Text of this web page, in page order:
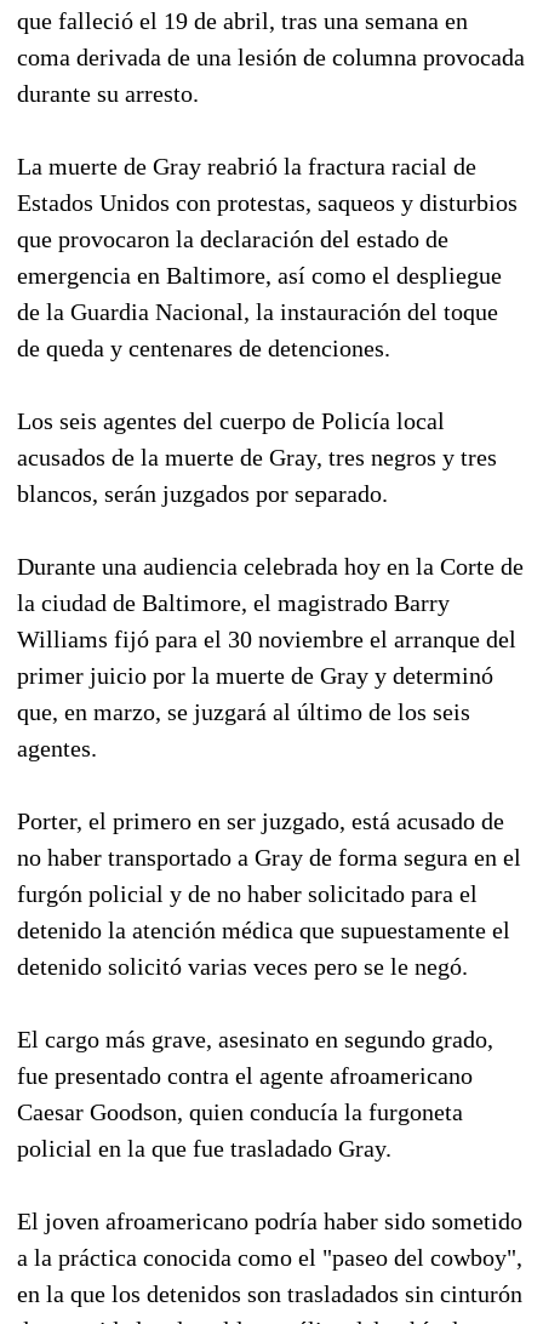
que falleció el 19 de abril, tras una semana en
coma derivada de una lesión de columna provocada
durante su arresto.
La muerte de Gray reabrió la fractura racial de
Estados Unidos con protestas, saqueos y disturbios
que provocaron la declaración del estado de
emergencia en Baltimore, así como el despliegue
de la Guardia Nacional, la instauración del toque
de queda y centenares de detenciones.
Los seis agentes del cuerpo de Policía local
acusados de la muerte de Gray, tres negros y tres
blancos, serán juzgados por separado.
Durante una audiencia celebrada hoy en la Corte de
la ciudad de Baltimore, el magistrado Barry
Williams fijó para el 30 noviembre el arranque del
primer juicio por la muerte de Gray y determinó
que, en marzo, se juzgará al último de los seis
agentes.
Porter, el primero en ser juzgado, está acusado de
no haber transportado a Gray de forma segura en el
furgón policial y de no haber solicitado para el
detenido la atención médica que supuestamente el
detenido solicitó varias veces pero se le negó.
El cargo más grave, asesinato en segundo grado,
fue presentado contra el agente afroamericano
Caesar Goodson, quien conducía la furgoneta
policial en la que fue trasladado Gray.
El joven afroamericano podría haber sido sometido
a la práctica conocida como el "paseo del cowboy",
en la que los detenidos son trasladados sin cinturón